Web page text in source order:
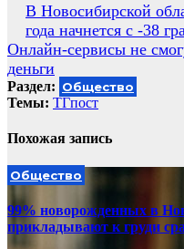
Навигация
по
записям
В Новосибирской
года начнется с -38
Онлайн-сервисы не
деньги
Раздел: Общество
Темы: ТГпост
Похожая запись
Общество
99% новорожденных в
прикладывают к груди